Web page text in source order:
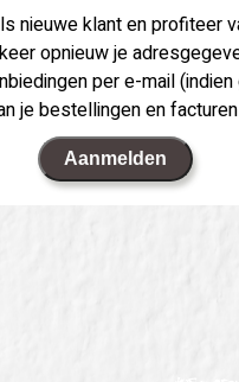
nieuwe klant en profiteer
opnieuw je
per e-mail
je bestellingen en facturen
Aanmelden